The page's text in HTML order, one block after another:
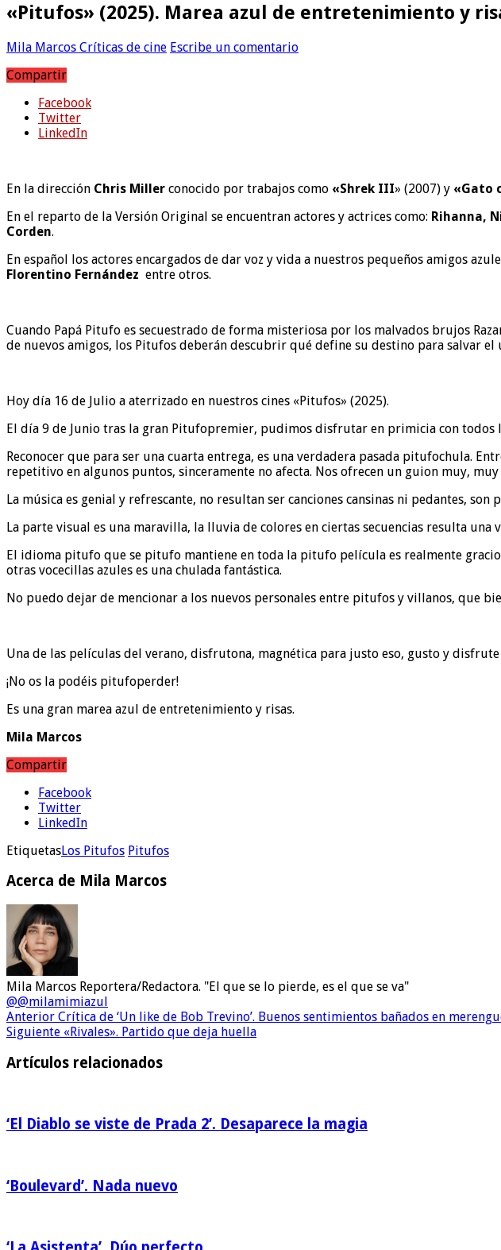
«Pitufos» (2025). Marea azul de entretenimiento y
Mila Marcos Críticas de cine Escribe un comentario
Compartir
Facebook
Twitter
LinkedIn
En la dirección Chris Miller conocido por trabajos como «Shrek III» (2007) y «Gato
En el reparto de la Versión Original se encuentran actores y actrices como: Rihanna,
Corden.
En español los actores encargados de dar voz y vida a nuestros pequeños amigos
Florentino Fernández entre otros.
Cuando Papá Pitufo es secuestrado de forma misteriosa por los malvados brujos
de nuevos amigos, los Pitufos deberán descubrir qué define su destino para salvar el
Hoy día 16 de Julio a aterrizado en nuestros cines «Pitufos» (2025).
El día 9 de Junio tras la gran Pitufopremier, pudimos disfrutar en primicia con
Reconocer que para ser una cuarta entrega, es una verdadera pasada pitufochula.
repetitivo en algunos puntos, sinceramente no afecta. Nos ofrecen un guion muy,
La música es genial y refrescante, no resultan ser canciones cansinas ni pedantes,
La parte visual es una maravilla, la lluvia de colores en ciertas secuencias resulta una
El idioma pitufo que se pitufo mantiene en toda la pitufo película es realmente
otras vocecillas azules es una chulada fantástica.
No puedo dejar de mencionar a los nuevos personales entre pitufos y villanos, que
Una de las películas del verano, disfrutona, magnética para justo eso, gusto y
¡No os la podéis pitufoperder!
Es una gran marea azul de entretenimiento y risas.
Mila Marcos
Compartir
Facebook
Twitter
LinkedIn
EtiquetasLos Pitufos Pitufos
Acerca de Mila Marcos
Mila Marcos Reportera/Redactora. "El que se lo pierde, es el que se va"
@@milamimiazul
Anterior Crítica de ‘Un like de Bob Trevino’. Buenos sentimientos bañados en
Siguiente «Rivales». Partido que deja huella
Artículos relacionados
‘El Diablo se viste de Prada 2’. Desaparece la magia
‘Boulevard’. Nada nuevo